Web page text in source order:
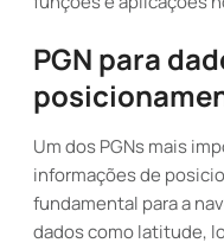
PGN para
Um dos PGNs mais
informações de
fundamental para a
dados como latitude,